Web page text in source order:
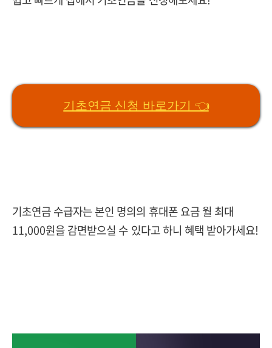
기초연금 신청 바로가기 👈
기초연금 수급자는 본인 명의의 휴대폰 요금 월 최대
11,000원을 감면받으실 수 있다고 하니 혜택 받아가세요!